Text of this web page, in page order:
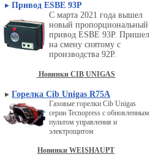
▸ Привод ESBE 93P
С марта 2021 года вышел
новый пропорциональный
привод ESBE 93P. Пришел
на смену снятому с
производства 92P.
Новинки CIB UNIGAS
▸ Горелка Cib Unigas R75A
Газовые горелки Cib Unigas
серии Tecnopress с обновленным
пультом управления и
электрощитом
Новинки WEISHAUPT